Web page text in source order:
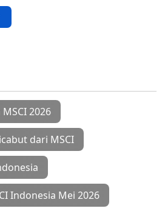
2026
dari MSCI
Indonesia Mei 2026